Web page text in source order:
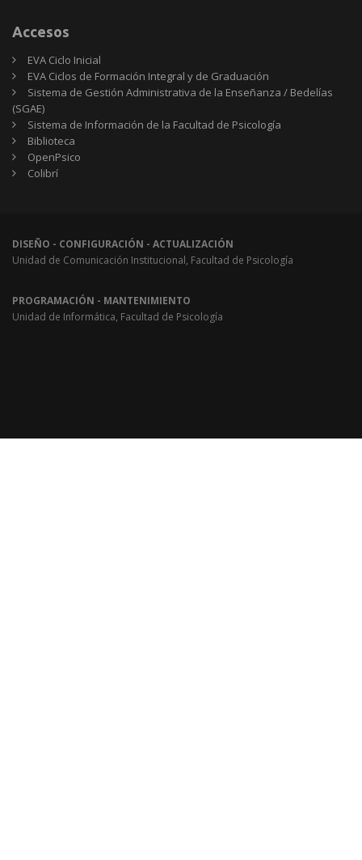
Accesos
EVA Ciclo Inicial
EVA Ciclos de Formación Integral y de Graduación
Sistema de Gestión Administrativa de la Enseñanza / Bedelías
(SGAE)
Sistema de Información de la Facultad de Psicología
Biblioteca
OpenPsico
Colibrí
DISEÑO - CONFIGURACIÓN - ACTUALIZACIÓN
Unidad de Comunicación Institucional, Facultad de Psicología
PROGRAMACIÓN - MANTENIMIENTO
Unidad de Informática, Facultad de Psicología